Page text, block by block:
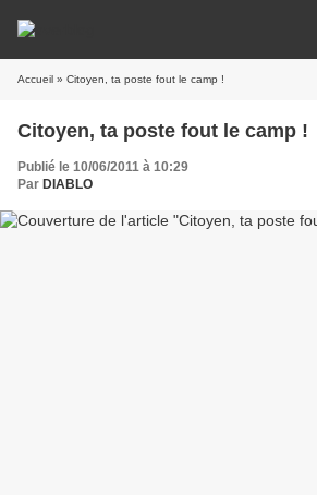
Accueil » Citoyen, ta poste fout le camp !
Citoyen, ta poste fout le camp !
Publié le 10/06/2011 à 10:29
Par DIABLO